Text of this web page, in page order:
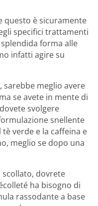
questo è sicuramente
specifici trattamenti
forma alle
infatti agire su
meglio avere
se avete in mente di
svolgere
snellente
verde e la caffeina e
meglio se dopo una
scollato, dovrete
ha bisogno di
rassodante a base